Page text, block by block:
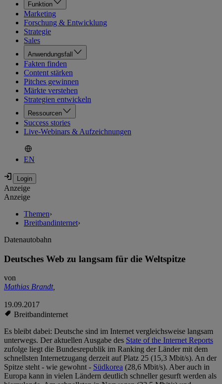
Funktion
Marketing
Forschung & Entwicklung
Strategie
Sales
Anwendungsfall
Fakten finden
Content stärken
Pitches gewinnen
Märkte verstehen
Strategien entwickeln
Ressourcen
Success stories
Live-Webinars & Aufzeichnungen
EN
Anzeige
Anzeige
Themen›
Breitbandinternet›
Datenautobahn
Deutsches Web zu langsam für die Weltspitze
von
Mathias Brandt,
19.09.2017
Breitbandinternet
Es bleibt dabei: Deutsche sind im Internet vergleichsweise langsam
unterwegs. Der aktuellen Ausgabe des State of the Internet Reports
zufolge liegt die Bundesrepublik im Ranking der Länder mit dem
schnellsten Internetzugang derzeit auf Platz 25 (15,3 Mbit/s). An der
Spitze steht - wie gewohnt - Südkorea (28,6 Mbit/s). Aber auch in
Europa kann in vielen Ländern deutlich schneller gesurft werden als